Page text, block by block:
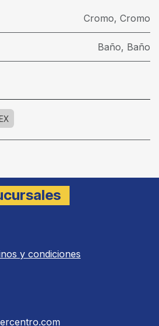
Cromo, Cromo
Baño, Baño
y condiciones